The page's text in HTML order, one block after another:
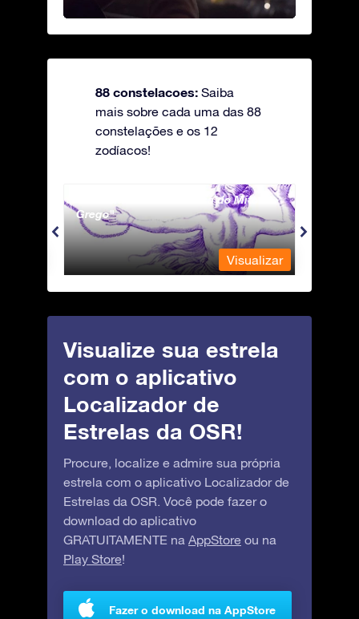
88 constelacoes: Saiba
mais sobre cada uma das 88
constelações e os 12
zodíacos!
Andromeda - A Princesa do Mito
Grego
Visualizar
Visualize sua estrela
com o aplicativo
Localizador de
Estrelas da OSR!
Procure, localize e admire sua própria
estrela com o aplicativo Localizador de
Estrelas da OSR. Você pode fazer o
download do aplicativo
GRATUITAMENTE na AppStore ou na
Play Store!
Fazer o download na AppStore